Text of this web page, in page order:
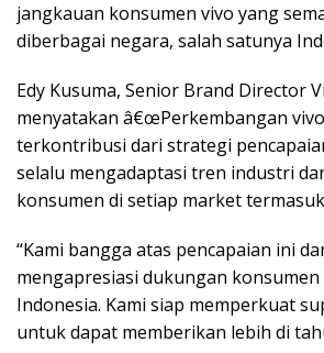
jangkauan konsumen vivo yang
diberbagai negara, salah satunya
Edy Kusuma, Senior Brand Director
menyatakan â€œPerkembangan
terkontribusi dari strategi
selalu mengadaptasi tren industri
konsumen di setiap market
“Kami bangga atas pencapaian ini
mengapresiasi dukungan konsumen
Indonesia. Kami siap memperkuat
untuk dapat memberikan lebih di